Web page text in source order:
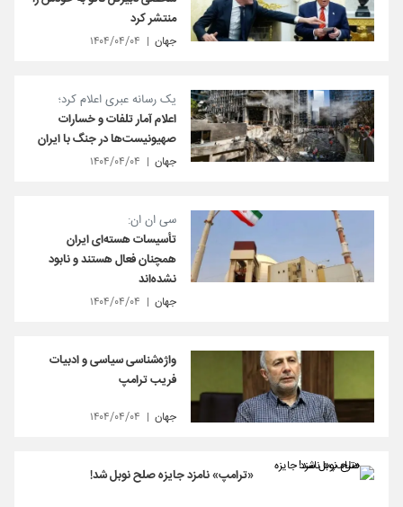
منتشر کرد
جهان ۱۴۰۴/۰۴/۰۴
یک رسانه عبری اعلام کرد؛
اعلام آمار تلفات و خسارات
صهیونیست‌ها در جنگ با ایران
جهان ۱۴۰۴/۰۴/۰۴
سی ان ان:
تأسیسات هسته‌ای ایران
همچنان فعال هستند و نابود
نشده‌اند
جهان ۱۴۰۴/۰۴/۰۴
واژه‌شناسی سیاسی و ادبیات
فریب ترامپ
جهان ۱۴۰۴/۰۴/۰۴
«ترامپ» نامزد جایزه صلح نوبل شد!